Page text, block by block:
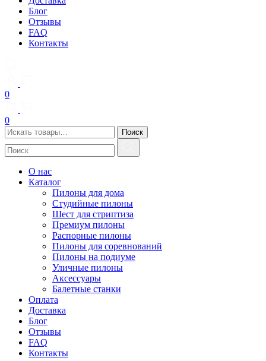
Блог
Отзывы
FAQ
Контакты
0
0
Искать:
Поиск
О нас
Каталог
Пилоны для дома
Студийные пилоны
Шест для стриптиза
Премиум пилоны
Распорные пилоны
Пилоны для соревнований
Пилоны на подиуме
Уличные пилоны
Аксессуары
Балетные станки
Оплата
Доставка
Блог
Отзывы
FAQ
Контакты